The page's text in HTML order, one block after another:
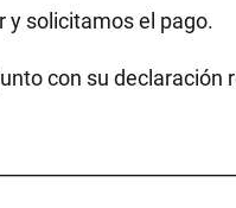
y solicitamos el pago.
con su declaración